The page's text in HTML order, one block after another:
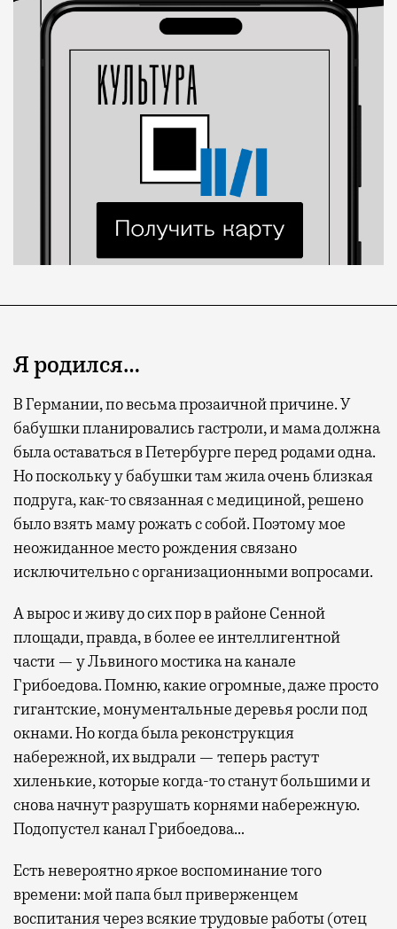
Я родился…
В Германии, по весьма прозаичной причине. У
бабушки планировались гастроли, и мама должна
была оставаться в Петербурге перед родами одна.
Но поскольку у бабушки там жила очень близкая
подруга, как-то связанная с медициной, решено
было взять маму рожать с собой. Поэтому мое
неожиданное место рождения связано
исключительно с организационными вопросами.
А вырос и живу до сих пор в районе Сенной
площади, правда, в более ее интеллигентной
части — у Львиного мостика на канале
Грибоедова. Помню, какие огромные, даже просто
гигантские, монументальные деревья росли под
окнами. Но когда была реконструкция
набережной, их выдрали — теперь растут
хиленькие, которые когда-то станут большими и
снова начнут разрушать корнями набережную.
Подопустел канал Грибоедова…
Есть невероятно яркое воспоминание того
времени: мой папа был приверженцем
воспитания через всякие трудовые работы (отец